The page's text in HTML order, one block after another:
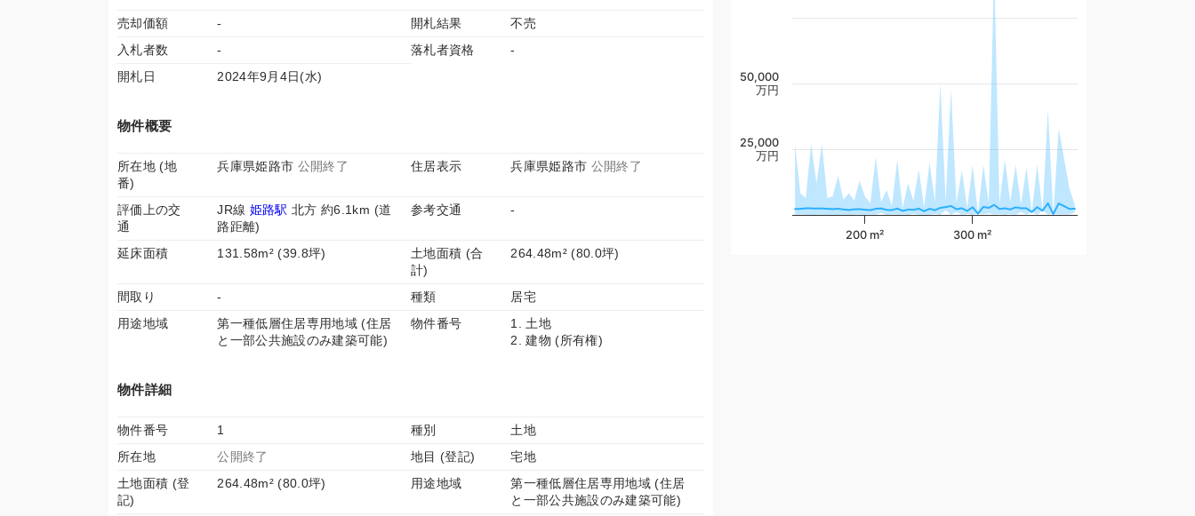
売却価額 - 開札結果
不売
入札者数
- 落札者資格
-
開札日
2024年9月4日(水)
物件概要
所在地 (地
番)
兵庫県姫路市 公開終了 住居表示 兵庫県姫路市 公開終了
評価上の交
通
JR線 姫路駅 北方 約6.1km (道
路距離)
参考交通 -
延床面積 131.58m² (39.8坪)
土地面積 (合
計)
264.48m² (80.0坪)
間取り - 種類
居宅
用途地域
第一種低層住居専用地域 (住居
と一部公共施設のみ建築可能)
物件番号
1. 土地
2. 建物 (所有権)
物件詳細
物件番号 1 種別
土地
所在地
公開終了 地目 (登記)
宅地
土地面積 (登
記)
264.48m² (80.0坪) 用途地域
第一種低層住居専用地域 (住居
と一部公共施設のみ建築可能)
200 m² 300 m²
25,000
万円
50,000
万円